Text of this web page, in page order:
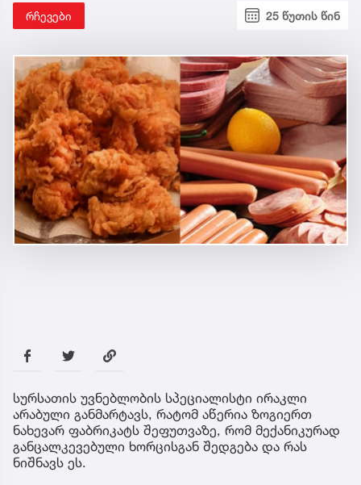
რჩევები 25 წუთის წინ
სურსათის უვნებლობის სპეციალისტი ირაკლი
არაბული განმარტავს, რატომ აწერია ზოგიერთ
ნახევარ ფაბრიკატს შეფუთვაზე, რომ მექანიკურად
განცალკევებული ხორცისგან შედგება და რას
ნიშნავს ეს.